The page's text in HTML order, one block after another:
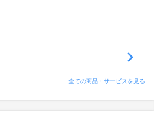
全ての商品・サービスを見る